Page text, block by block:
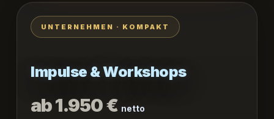
UNTERNEHMEN · KOMPAKT
Impulse & Workshops
ab 1.950 € netto